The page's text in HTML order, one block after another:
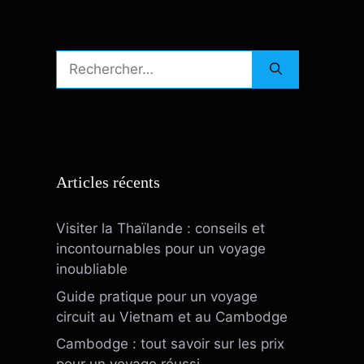
Rechercher :
Articles récents
Visiter la Thaïlande : conseils et
incontournables pour un voyage
inoubliable
Guide pratique pour un voyage
circuit au Vietnam et au Cambodge
Cambodge : tout savoir sur les prix